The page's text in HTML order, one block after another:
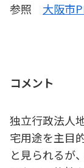
参照 大阪市
コメント
独立行政法人
宅用途を主目
と見られるが